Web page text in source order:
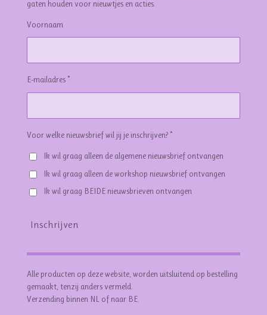
gaten houden voor nieuwtjes en acties.
Voornaam
E-mailadres *
Voor welke nieuwsbrief wil jij je inschrijven? *
Ik wil graag alleen de algemene nieuwsbrief ontvangen
Ik wil graag alleen de workshop nieuwsbrief ontvangen
Ik wil graag BEIDE nieuwsbrieven ontvangen
Inschrijven
Alle producten op deze website, worden uitsluitend op bestelling
gemaakt, tenzij anders vermeld.
Verzending binnen NL of naar BE.